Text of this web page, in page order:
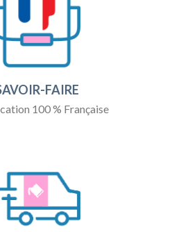
FAIRE
100 % Française